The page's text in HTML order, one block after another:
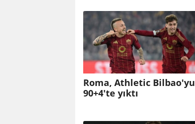
Roma, Athletic Bilbao'yu
90+4'te yıktı